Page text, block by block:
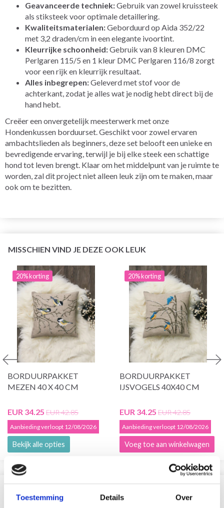
Toestemming Details Over
Geavanceerde techniek:Gebruik van zowel kruissteek
als stiksteek voor optimale detaillering.
Kwaliteitsmaterialen:Geborduurd op Aida 352/22
met 3,2 draden/cm in een elegante ivoortint.
Kleurrijke schoonheid:Gebruik van 8 kleuren DMC
Perlgaren 115/5 en 1 kleur DMC Perlgaren 116/8 zorgt
voor een rijk en kleurrijk resultaat.
Alles inbegrepen:Geleverd met stof voor de
achterkant, zodat je alles wat je nodig hebt direct bij de
hand hebt.
Creëer een onvergetelijk meesterwerk met onze
Hondenkussen borduurset. Geschikt voor zowel ervaren
ambachtslieden als beginners, deze set belooft een unieke en
bevredigende ervaring, terwijl je bij elke steek een schattige
hond tot leven brengt. Klaar om het middelpunt van je ruimte te
worden, zal dit project niet alleen leuk zijn om te maken, maar
ook om te bezitten.
MISSCHIEN VIND JE DEZE OOK LEUK
20% korting
BORDUURPAKKET
MEZEN 40 X 40 CM
EUR 34.25 EUR 42.85
Aanbieding verloopt 12/08/2026
Bekijk alle opties
20% korting
BORDUURPAKKET
IJSVOGELS 40X40 CM
EUR 34.25 EUR 42.85
Aanbieding verloopt 12/08/2026
Voeg toe aan winkelwagen